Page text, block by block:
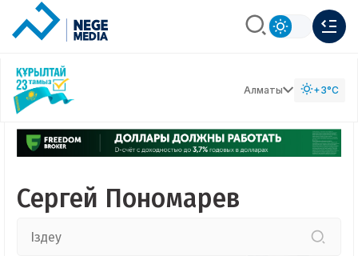
Алматы +3°C
Сергей Пономарев